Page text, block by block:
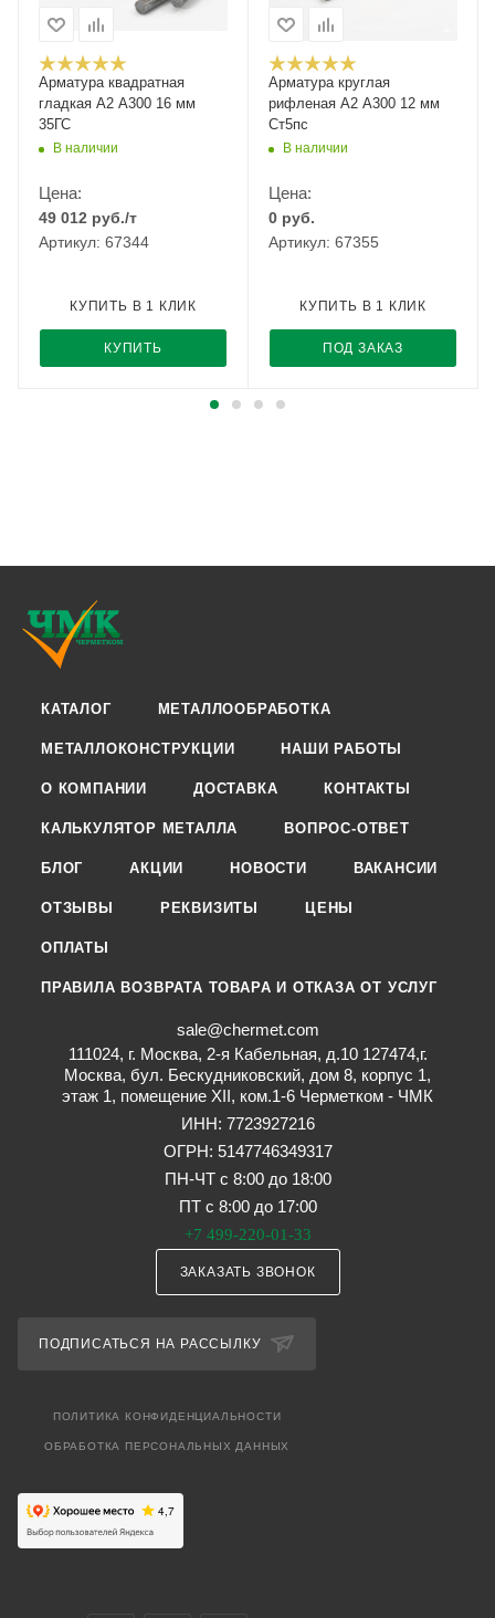
Арматура квадратная
гладкая А2 А300 16 мм
35ГС
В наличии
Цена:
49 012 руб./т
Артикул: 67344
КУПИТЬ
КУПИТЬ В 1 КЛИК
Арматура круглая
рифленая А2 А300 12 мм
Ст5пс
В наличии
Цена:
0 руб.
Артикул: 67355
ПОД ЗАКАЗ
КУПИТЬ В 1 КЛИК
КАТАЛОГ МЕТАЛЛООБРАБОТКА
МЕТАЛЛОКОНСТРУКЦИИ НАШИ РАБОТЫ
О КОМПАНИИ ДОСТАВКА КОНТАКТЫ
КАЛЬКУЛЯТОР МЕТАЛЛА ВОПРОС-ОТВЕТ
БЛОГ АКЦИИ НОВОСТИ ВАКАНСИИ
ОТЗЫВЫ РЕКВИЗИТЫ ЦЕНЫ
ОПЛАТЫ
ПРАВИЛА ВОЗВРАТА ТОВАРА И ОТКАЗА ОТ УСЛУГ
sale@chermet.com
111024, г. Москва, 2-я Кабельная, д.10 127474,г.
Москва, бул. Бескудниковский, дом 8, корпус 1,
этаж 1, помещение XII, ком.1-6 Черметком - ЧМК
ИНН: 7723927216
ОГРН: 5147746349317
ПН-ЧТ с 8:00 до 18:00
ПТ с 8:00 до 17:00
+7 499-220-01-33
ЗАКАЗАТЬ ЗВОНОК
ПОДПИСАТЬСЯ НА РАССЫЛКУ
ПОЛИТИКА КОНФИДЕНЦИАЛЬНОСТИ
ОБРАБОТКА ПЕРСОНАЛЬНЫХ ДАННЫХ